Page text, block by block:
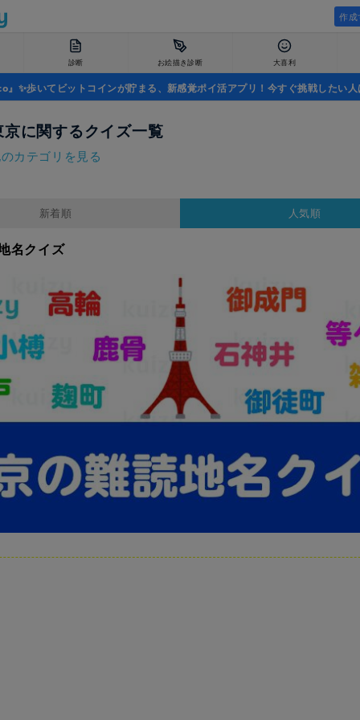
作成
診断 お絵描き診断 大喜利
』✨歩いてビットコインが貯まる、新感覚ポイ活アプリ！今すぐ挑戦したい人
京に関するクイズ一覧
カテゴリを見る
新着順 人気順
名クイズ